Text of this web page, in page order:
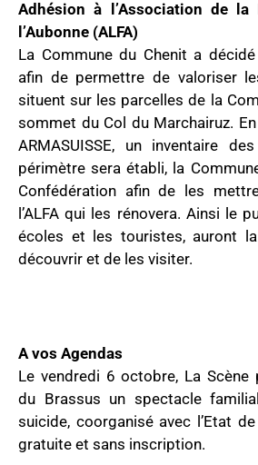
Adhésion à l’Association de la
l’Aubonne (ALFA)
La Commune du Chenit a décidé
afin de permettre de valoriser
situent sur les parcelles de la
sommet du Col du Marchairuz.
ARMASUISSE, un inventaire
périmètre sera établi, la
Confédération afin de les
l’ALFA qui les rénovera. Ainsi le
écoles et les touristes, auront
découvrir et de les visiter.
A vos Agendas
Le vendredi 6 octobre, La Scène
du Brassus un spectacle
suicide, coorganisé avec l’Etat
gratuite et sans inscription.